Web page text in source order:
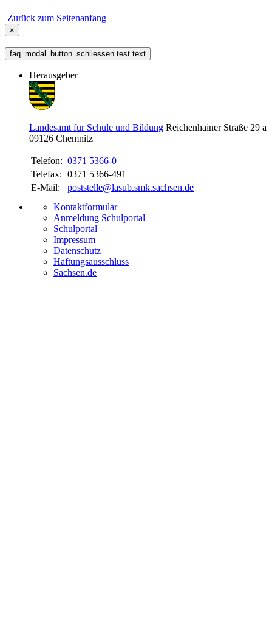
Zurück zum Seitenanfang
×
faq_modal_button_schliessen test text
Herausgeber
Landesamt für Schule und Bildung Reichenhainer Straße 29 a
09126 Chemnitz
Telefon: 0371 5366-0
Telefax: 0371 5366-491
E-Mail:
poststelle@lasub.smk.sachsen.de
Kontaktformular
Anmeldung Schulportal
Schulportal
Impressum
Datenschutz
Haftungsausschluss
Sachsen.de